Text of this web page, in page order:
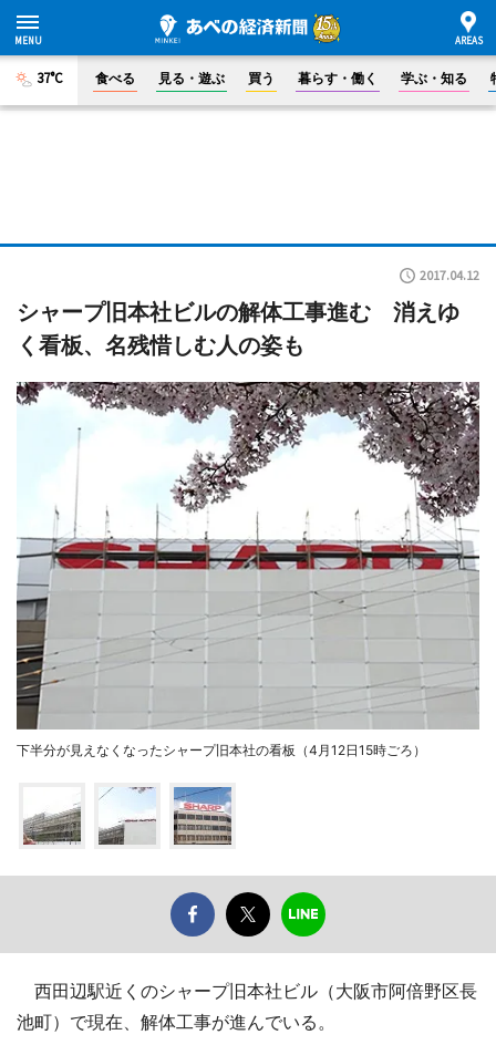
37°C 食べる 見る・遊ぶ 買う 暮らす・働く 学ぶ・知る
2017.04.12
シャープ旧本社ビルの解体工事進む 消えゆ
く看板、名残惜しむ人の姿も
下半分が見えなくなったシャープ旧本社の看板（4月12日15時ごろ）
西田辺駅近くのシャープ旧本社ビル（大阪市阿倍野区長
池町）で現在、解体工事が進んでいる。